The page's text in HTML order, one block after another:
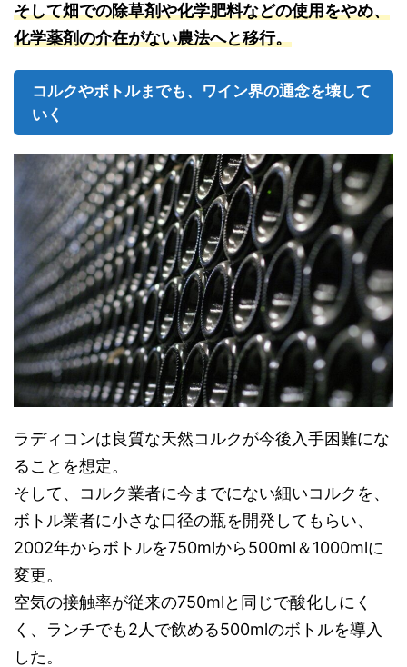
そして畑での除草剤や化学肥料などの使用をやめ、
化学薬剤の介在がない農法へと移行。
コルクやボトルまでも、ワイン界の通念を壊して
いく
ラディコンは良質な天然コルクが今後入手困難にな
ることを想定。
そして、コルク業者に今までにない細いコルクを、
ボトル業者に小さな口径の瓶を開発してもらい、
2002年からボトルを750mlから500ml＆1000mlに
変更。
空気の接触率が従来の750mlと同じで酸化しにく
く、ランチでも2人で飲める500mlのボトルを導入
した。